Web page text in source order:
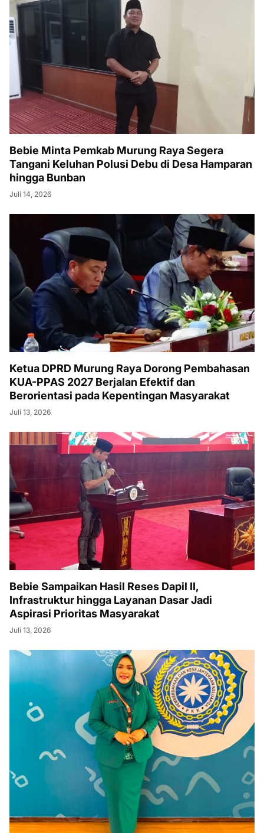
Bebie Minta Pemkab Murung Raya Segera
Tangani Keluhan Polusi Debu di Desa Hamparan
hingga Bunban
Juli 14, 2026
Ketua DPRD Murung Raya Dorong Pembahasan
KUA-PPAS 2027 Berjalan Efektif dan
Berorientasi pada Kepentingan Masyarakat
Juli 13, 2026
Bebie Sampaikan Hasil Reses Dapil II,
Infrastruktur hingga Layanan Dasar Jadi
Aspirasi Prioritas Masyarakat
Juli 13, 2026